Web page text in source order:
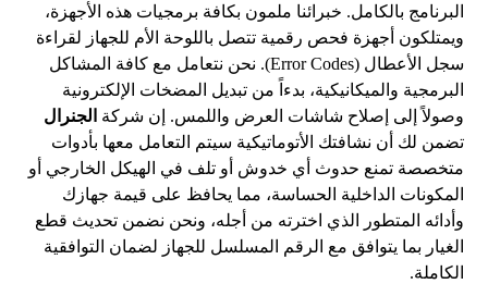
البرنامج بالكامل. خبرائنا ملمون بكافة برمجيات هذه الأجهزة،
ويمتلكون أجهزة فحص رقمية تتصل باللوحة الأم للجهاز لقراءة
سجل الأعطال (Error Codes). نحن نتعامل مع كافة المشاكل
البرمجية والميكانيكية، بدءاً من تبديل المضخات الإلكترونية
وصولاً إلى إصلاح شاشات العرض واللمس. إن شركة الجنرال
تضمن لك أن نشافتك الأتوماتيكية سيتم التعامل معها بأدوات
متخصصة تمنع حدوث أي خدوش أو تلف في الهيكل الخارجي أو
المكونات الداخلية الحساسة، مما يحافظ على قيمة جهازك
وأدائه المتطور الذي اخترته من أجله، ونحن نضمن تحديث قطع
الغيار بما يتوافق مع الرقم المسلسل للجهاز لضمان التوافقية
الكاملة.